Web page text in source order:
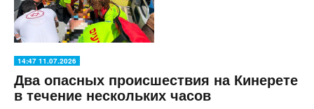
14:47 11.07.2026
Два опасных происшествия на Кинерете
в течение нескольких часов